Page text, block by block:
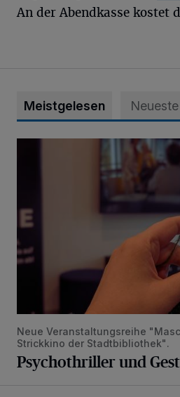
An der Abendkasse kostet
Meistgelesen
Psychothriller und Gestricktes
Neue Veranstaltungsreihe
Strickkino der Stadtbibliothek".
Psychothriller und